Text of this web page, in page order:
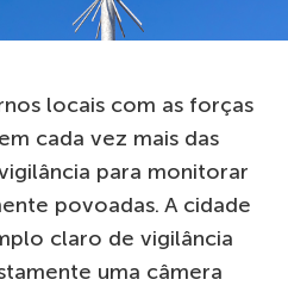
locais com as forças
cada vez mais das
para monitorar
povoadas. A cidade
claro de vigilância
uma câmera